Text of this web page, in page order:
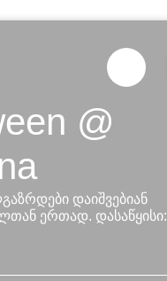
@
დაიშვებიან
ერთად. დასაწყისი: